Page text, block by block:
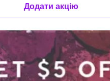
Додати акцію